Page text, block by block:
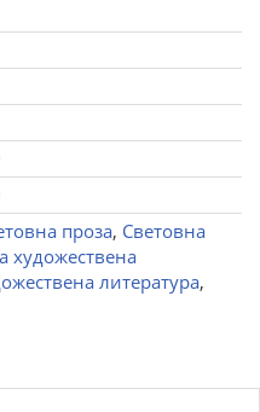
проза, Световна
художествена
литература,